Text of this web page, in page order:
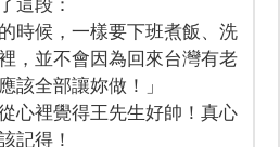
時候，一樣要下班煮飯、洗
，並不會因為回來台灣有老
該全部讓妳做！」
心裡覺得王先生好帥！真心
記得！